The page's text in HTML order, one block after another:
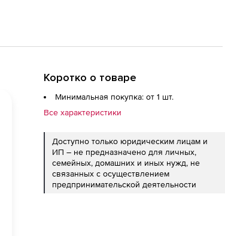
Коротко о товаре
Минимальная покупка: от 1 шт.
Все характеристики
Доступно только юридическим лицам и
ИП – не предназначено для личных,
семейных, домашних и иных нужд, не
связанных с осуществлением
предпринимательской деятельности